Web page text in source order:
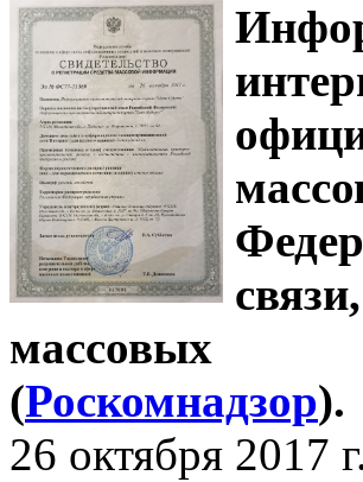
(Роскомнадзор).
26 октября 2017